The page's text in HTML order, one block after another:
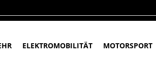
ELEKTROMOBILITÄT MOTORSPORT